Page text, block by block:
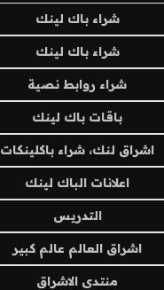
شراء باك لينك
شراء باك لينك
شراء روابط نصية
باقات باك لينك
اشراق لنك، شراء باكلينكات
اعلانات الباك لينك
التدريس
اشراق العالم عالم كبير
منتدى الاشراق